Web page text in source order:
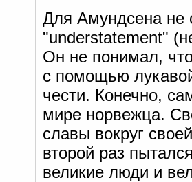
Для Амундсена не
"understatement"
Он не понимал,
с помощью
чести. Конечно,
мире норвежца.
славы вокруг
второй раз
великие люди и